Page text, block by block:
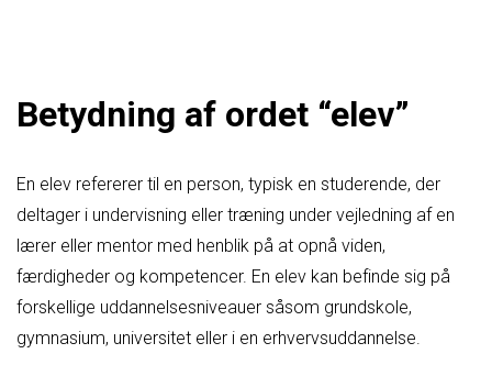
Betydning af ordet “elev”
En elev refererer til en person, typisk en studerende, der
deltager i undervisning eller træning under vejledning af en
lærer eller mentor med henblik på at opnå viden,
færdigheder og kompetencer. En elev kan befinde sig på
forskellige uddannelsesniveauer såsom grundskole,
gymnasium, universitet eller i en erhvervsuddannelse.